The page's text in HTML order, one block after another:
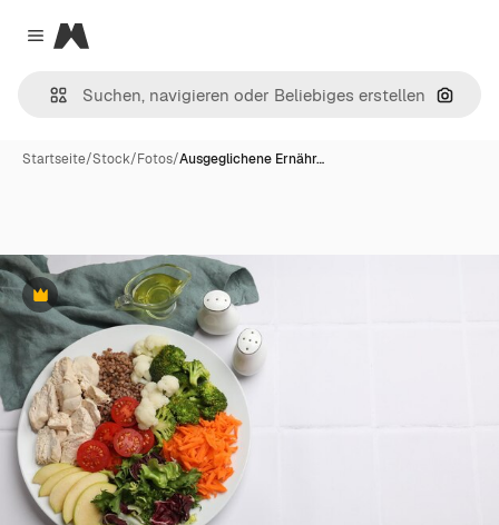
Close menu
Magnific
Nach
Startseite/Stock/Fotos/Ausgeglichene Ernähr…
Premium